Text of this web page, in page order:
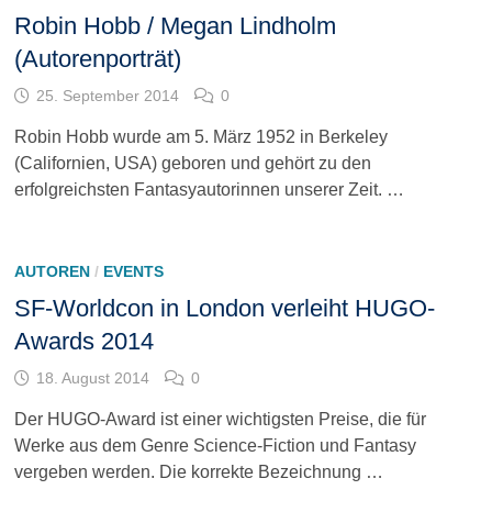
Robin Hobb / Megan Lindholm
(Autorenporträt)
25. September 2014 0
Robin Hobb wurde am 5. März 1952 in Berkeley
(Californien, USA) geboren und gehört zu den
erfolgreichsten Fantasyautorinnen unserer Zeit. …
AUTOREN/ EVENTS
SF-Worldcon in London verleiht HUGO-
Awards 2014
18. August 2014 0
Der HUGO-Award ist einer wichtigsten Preise, die für
Werke aus dem Genre Science-Fiction und Fantasy
vergeben werden. Die korrekte Bezeichnung …